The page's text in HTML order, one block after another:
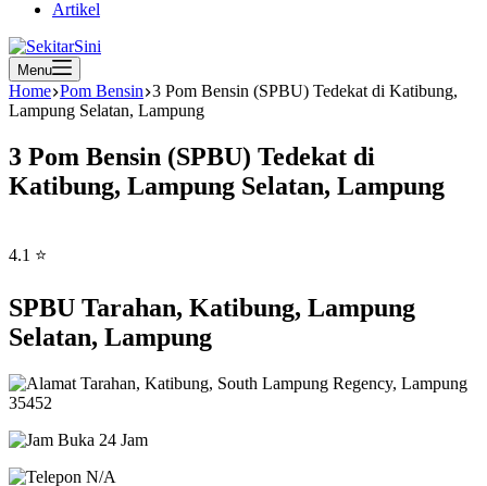
Artikel
Menu
Home Pom Bensin 3 Pom Bensin (SPBU) Tedekat di Katibung,
Lampung Selatan, Lampung
3 Pom Bensin (SPBU) Tedekat di
Katibung, Lampung Selatan, Lampung
4.1 ⭐
SPBU Tarahan, Katibung, Lampung
Selatan, Lampung
Tarahan, Katibung, South Lampung Regency, Lampung
35452
Buka 24 Jam
N/A